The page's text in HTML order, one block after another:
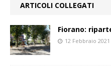
ARTICOLI COLLEGATI
Fiorano:
12 Febbraio 2021